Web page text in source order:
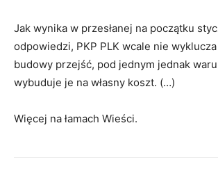
Jak wynika w przesłanej na początku
odpowiedzi, PKP PLK wcale nie
budowy przejść, pod jednym jednak
wybuduje je na własny koszt. (…)
Więcej na łamach Wieści.